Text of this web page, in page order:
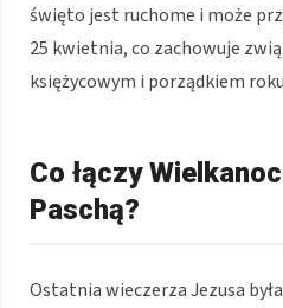
święto jest ruchome i może
25 kwietnia, co zachowuje
księżycowym i porządkiem
Co łączy
Paschą?
Ostatnia wieczerza Jezusa